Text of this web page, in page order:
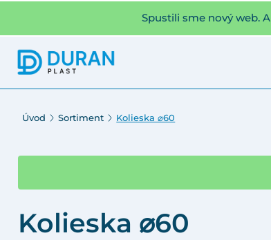
Spustili sme nový web.
Úvod Sortiment Kolieska ⌀60
Kolieska ⌀60